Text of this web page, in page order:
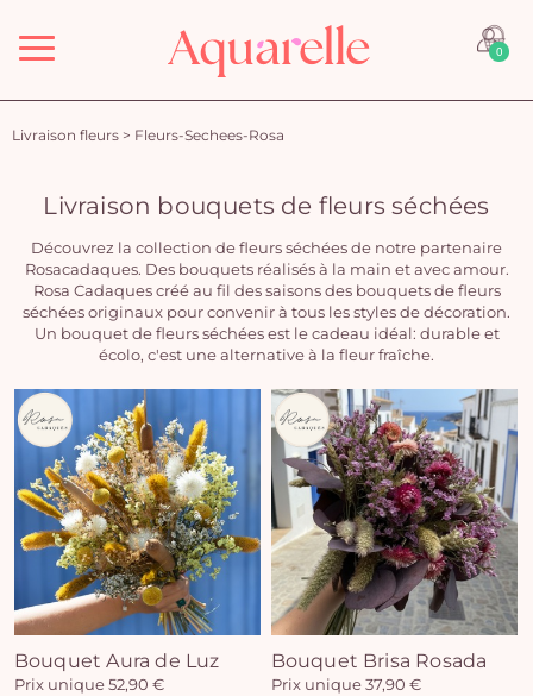
Menu 0
Livraison fleurs > Fleurs-Sechees-Rosa
Livraison bouquets de fleurs séchées
Découvrez la collection de fleurs séchées de notre partenaire
Rosacadaques. Des bouquets réalisés à la main et avec amour.
Rosa Cadaques créé au fil des saisons des bouquets de fleurs
séchées originaux pour convenir à tous les styles de décoration.
Un bouquet de fleurs séchées est le cadeau idéal: durable et
écolo, c'est une alternative à la fleur fraîche.
Bouquet Aura de Luz
Prix unique 52,90 €
Bouquet Brisa Rosada
Prix unique 37,90 €